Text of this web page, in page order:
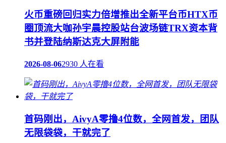
火币重磅回归实力倍增推出全新平台币HTX币
圈顶流大咖孙宇晨控股站台波场链TRX资本背
书并登陆纳斯达克大屏附能
2026-08-062930 人在看
首码刚出，AivyA零撸4位数，全网首发，团队
无限袋袋，干就完了